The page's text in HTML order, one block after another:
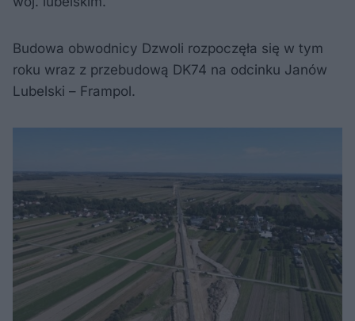
Budowa obwodnicy Dzwoli rozpoczęła się w tym
roku wraz z przebudową DK74 na odcinku Janów
Lubelski – Frampol.